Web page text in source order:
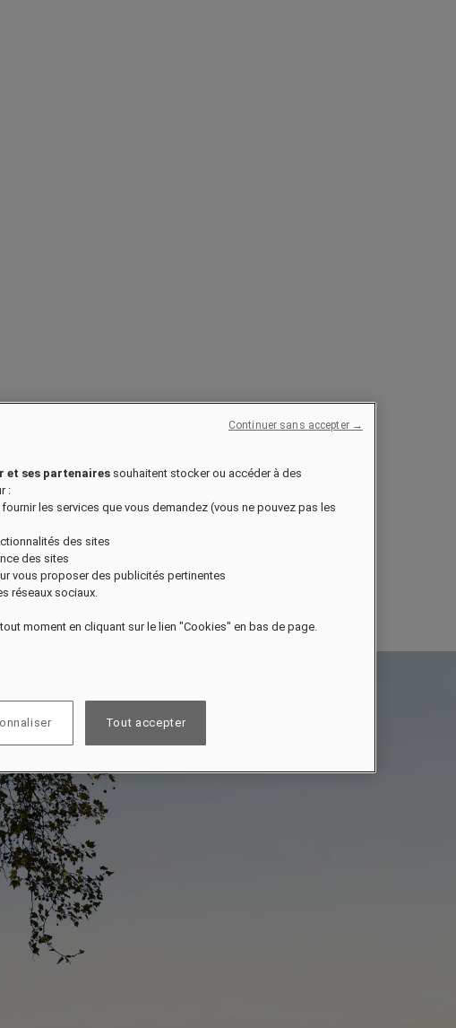
et ses partenaires souhaitent stocker ou accéder à des
:
les services que vous demandez (vous ne pouvez pas les
des sites
des sites
vous proposer des publicités pertinentes
réseaux sociaux.
moment en cliquant sur le lien "Cookies" en bas de page.
Tout accepter
Continuer sans accepter →